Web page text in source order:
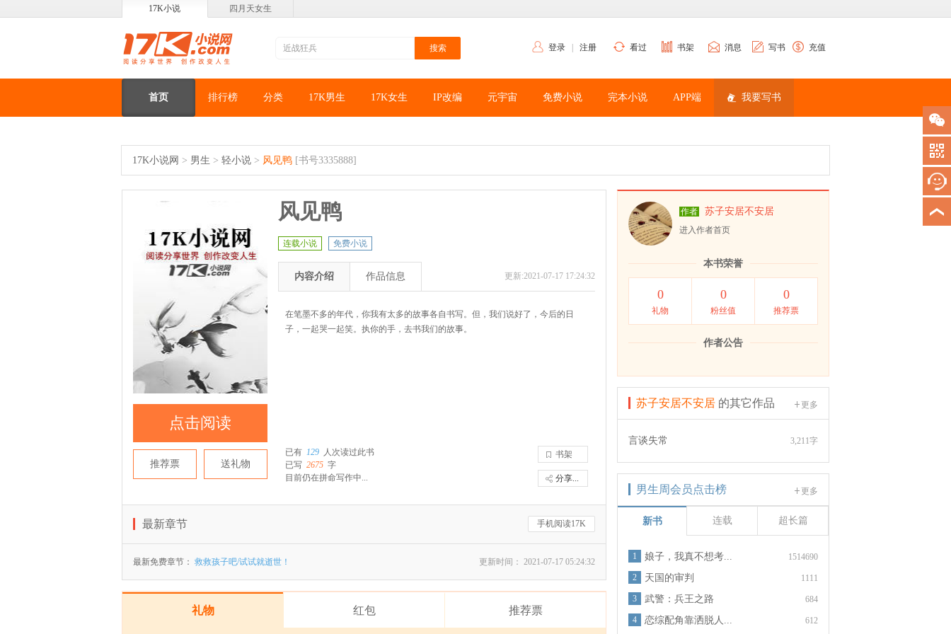
17K小说 四月天女生
登录 注册 看过 书架 消息 写书 充值
首页 排行榜 分类 17K男生 17K女生 IP改编 元宇宙 免费小说 完本小说 APP端 我要写书
17K小说网 > 男生 > 轻小说 > 风见鸭 [书号3335888]
点击阅读
推荐票 送礼物
风见鸭
连载小说 免费小说
更新:2021-07-17 17:24:32
内容介绍 作品信息
在笔墨不多的年代，你我有太多的故事各自书写。但，我们说好了，今后的日
子，一起哭一起笑。执你的手，去书我们的故事。
书架
分享...
已有 129 人次读过此书
已写 2675 字
目前仍在拼命写作中...
手机阅读17K
最新章节
更新时间： 2021-07-17 05:24:32
最新免费章节： 救救孩子吧/试试就逝世！
礼物 红包 推荐票
作者 苏子安居不安居
进入作者首页
本书荣誉
0
礼物
0
粉丝值
0
推荐票
作者公告
更多
苏子安居不安居 的其它作品
3,211字
言谈失常
更多
男生周会员点击榜
新书 连载 超长篇
1514690
1 娘子，我真不想考...
1111
2 天国的审判
684
3 武警：兵王之路
612
4 恋综配角靠洒脱人...